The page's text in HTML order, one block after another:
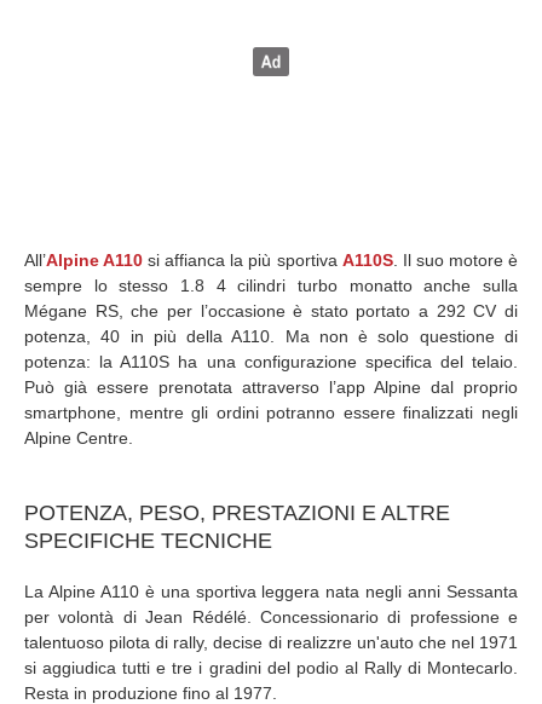
All’Alpine A110 si affianca la più sportiva A110S. Il suo motore è
sempre lo stesso 1.8 4 cilindri turbo monatto anche sulla
Mégane RS, che per l’occasione è stato portato a 292 CV di
potenza, 40 in più della A110. Ma non è solo questione di
potenza: la A110S ha una configurazione specifica del telaio.
Può già essere prenotata attraverso l’app Alpine dal proprio
smartphone, mentre gli ordini potranno essere finalizzati negli
Alpine Centre.
POTENZA, PESO, PRESTAZIONI E ALTRE
SPECIFICHE TECNICHE
La Alpine A110 è una sportiva leggera nata negli anni Sessanta
per volontà di Jean Rédélé. Concessionario di professione e
talentuoso pilota di rally, decise di realizzre un'auto che nel 1971
si aggiudica tutti e tre i gradini del podio al Rally di Montecarlo.
Resta in produzione fino al 1977.